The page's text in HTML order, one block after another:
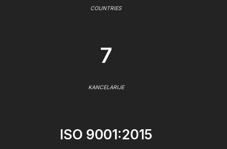
COUNTRIES
7
KANCELARIJE
ISO 9001:2015